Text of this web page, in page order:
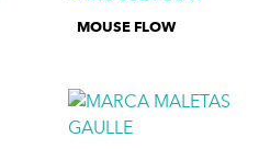
MOUSE FLOW